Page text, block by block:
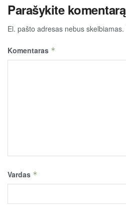
Parašykite komentarą
El. pašto adresas nebus skelbiamas.
Komentaras *
Vardas *